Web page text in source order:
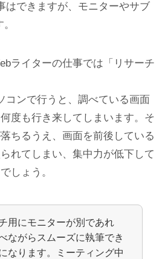
はできますが、モニターやサブ
ライターの仕事では「リサーチ
コンで行うと、調べている画面
度も行き来してしまいます。そ
ちるうえ、画面を前後している
れてしまい、集中力が低下して
しょう。
用にモニターが別であれ
ながらスムーズに執筆でき
なります。ミーティング中